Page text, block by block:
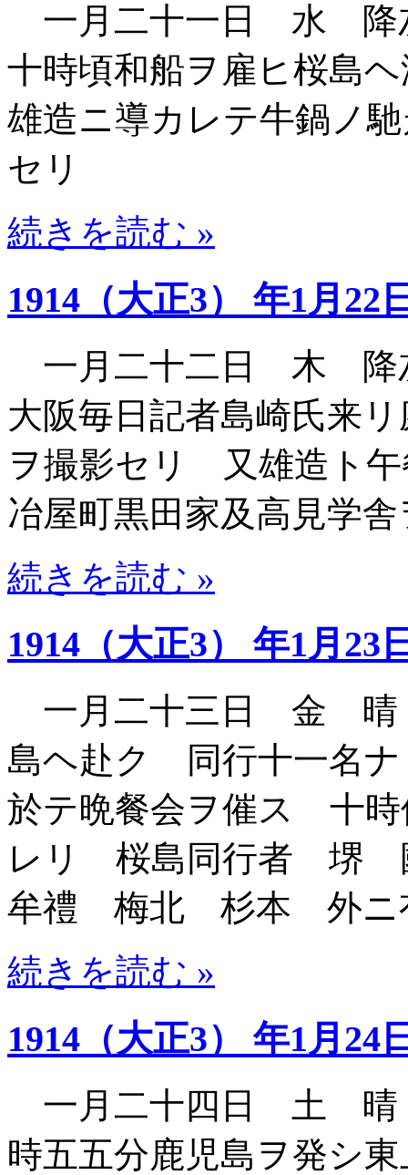
一月二十一日 水 降
十時頃和船ヲ雇ヒ桜
雄造ニ導カレテ牛鍋ノ
セリ
続きを読む »
1914（大正3） 年1月22
一月二十二日 木 降
大阪毎日記者島崎氏来
ヲ撮影セリ 又雄造ト
冶屋町黒田家及高見学
続きを読む »
1914（大正3） 年1月23
一月二十三日 金 晴
島ヘ赴ク 同行十一名
於テ晩餐会ヲ催ス 十
レリ 桜島同行者
牟禮 梅北 杉本 外ニ
続きを読む »
1914（大正3） 年1月24
一月二十四日 土 晴
時五五分鹿児島ヲ発